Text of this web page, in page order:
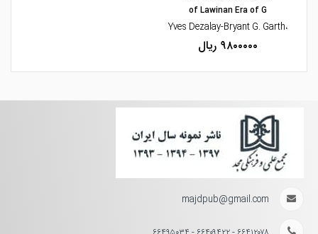
of Lawinan Era of G
،Yves Dezalay-Bryant G. Garth
۹۸۰۰۰۰۰ ریال
majdpub@gmail.com